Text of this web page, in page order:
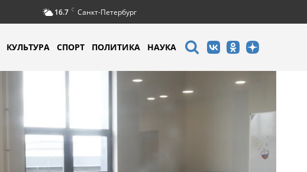
16.7 C Санкт-Петербург
КУЛЬТУРА СПОРТ ПОЛИТИКА НАУКА